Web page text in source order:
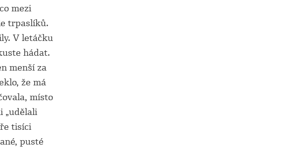
mezi
trpaslíků.
V letáčku
hádat.
menší za
že má
místo
„udělali
tisíci
pusté